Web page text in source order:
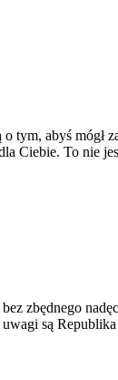
abyś mógł
Ciebie. To nie
zbędnego
są